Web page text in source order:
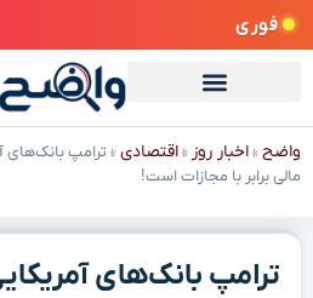
فوری
واضح »اخبار روز »اقتصادی » ترامپ بانک‌های
مالی برابر با مجازات است!
ترامپ بانک‌های